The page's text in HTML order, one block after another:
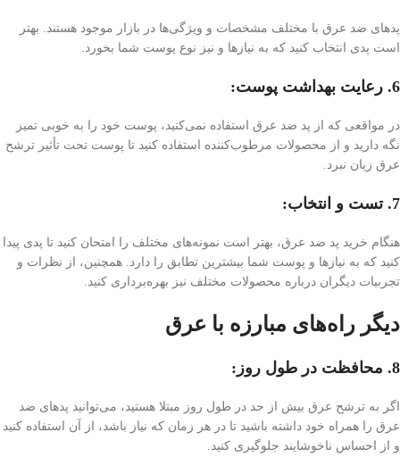
پد‌های ضد عرق با مختلف مشخصات و ویژگی‌ها در بازار موجود هستند. بهتر
است پدی انتخاب کنید که به نیازها و نیز نوع پوست شما بخورد.
6. رعایت بهداشت پوست:
در مواقعی که از پد ضد عرق استفاده نمی‌کنید، پوست خود را به خوبی تمیز
نگه دارید و از محصولات مرطوب‌کننده استفاده کنید تا پوست تحت تأثیر ترشح
عرق زیان نبرد.
7. تست و انتخاب:
هنگام خرید پد ضد عرق، بهتر است نمونه‌های مختلف را امتحان کنید تا پدی پیدا
کنید که به نیازها و پوست شما بیشترین تطابق را دارد. همچنین، از نظرات و
تجربیات دیگران درباره محصولات مختلف نیز بهره‌برداری کنید.
دیگر راه‌های مبارزه با عرق
8. محافظت در طول روز:
اگر به ترشح عرق بیش از حد در طول روز مبتلا هستید، می‌توانید پدهای ضد
عرق را همراه خود داشته باشید تا در هر زمان که نیاز باشد، از آن استفاده کنید
و از احساس ناخوشایند جلوگیری کنید.